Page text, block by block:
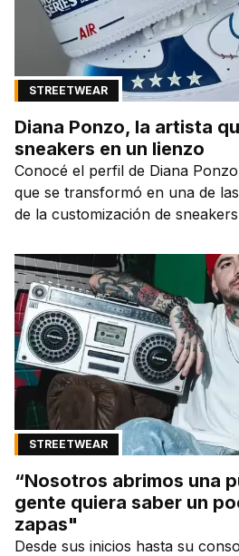
STREETWEAR
Diana Ponzo, la artista
sneakers en un lienzo
Conocé el perfil de Diana
que se transformó en una de
de la customización de
STREETWEAR
“Nosotros abrimos una
gente quiera saber un
zapas"
Desde sus inicios hasta su